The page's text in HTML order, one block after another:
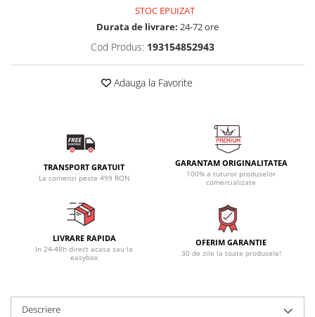
STOC EPUIZAT
Durata de livrare: 24-72 ore
Cod Produs: 193154852943
Adauga la Favorite
TRANSPORT GRATUIT
La comenzi peste 499 RON
GARANTAM ORIGINALITATEA
100% a tuturor produselor
comercializate
LIVRARE RAPIDA
In 24-48h direct acasa sau la
easybox
OFERIM GARANTIE
30 de zile la toate produsele!
Descriere